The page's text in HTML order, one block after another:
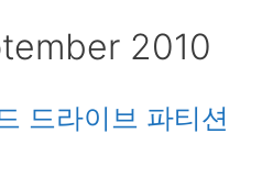
2010
드라이브 파티션